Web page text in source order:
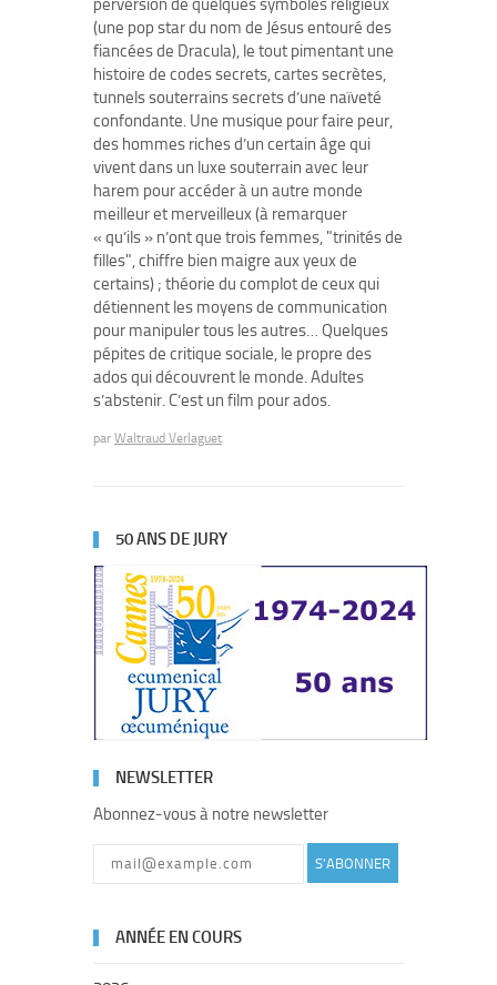
perversion de quelques symboles religieux
(une pop star du nom de Jésus entouré des
fiancées de Dracula), le tout pimentant une
histoire de codes secrets, cartes secrètes,
tunnels souterrains secrets d’une naïveté
confondante. Une musique pour faire peur,
des hommes riches d’un certain âge qui
vivent dans un luxe souterrain avec leur
harem pour accéder à un autre monde
meilleur et merveilleux (à remarquer
« qu’ils » n’ont que trois femmes, "trinités de
filles", chiffre bien maigre aux yeux de
certains) ; théorie du complot de ceux qui
détiennent les moyens de communication
pour manipuler tous les autres… Quelques
pépites de critique sociale, le propre des
ados qui découvrent le monde. Adultes
s’abstenir. C’est un film pour ados.
par Waltraud Verlaguet
50 ANS DE JURY
NEWSLETTER
Abonnez-vous à notre newsletter
S'ABONNER
ANNÉE EN COURS